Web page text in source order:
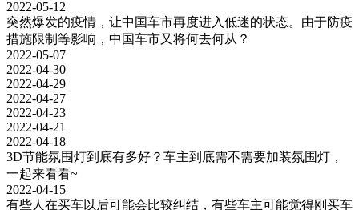
2022-05-12
突然爆发的疫情，让中国车市再度进入低迷的状态。由于防疫
措施限制等影响，中国车市又将何去何从？
2022-05-07
2022-04-30
2022-04-29
2022-04-27
2022-04-23
2022-04-21
2022-04-18
3D节能氛围灯到底有多好？车主到底需不需要加装氛围灯，
一起来看看~
2022-04-15
有些人在买车以后可能会比较纠结，有些车主可能觉得刚买车